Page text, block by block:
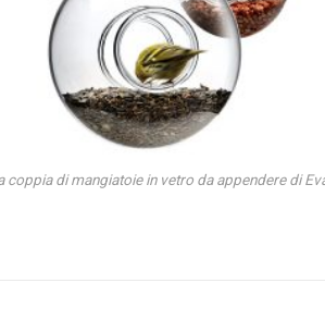
coppia di mangiatoie in vetro da appendere di